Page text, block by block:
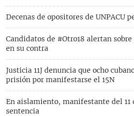
Decenas de opositores de UNPACU
Candidatos de #Otro18 alertan
en su contra
Justicia 11J denuncia que ocho
prisión por manifestarse el 15N
En aislamiento, manifestante del 11
sentencia